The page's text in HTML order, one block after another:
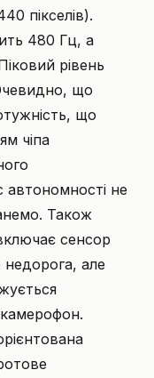
пікселів).
480 Гц, а
рівень
що
що
чіпа
не
Також
сенсор
недорога, але